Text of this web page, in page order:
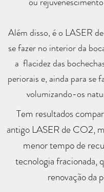
Além disso, é o LASER
se fazer no interior da
a flacidez das
periorais e, ainda para se
volumizando-os
Tem resultados
antigo LASER de CO2,
menor tempo de
tecnologia fracionada,
renovação da